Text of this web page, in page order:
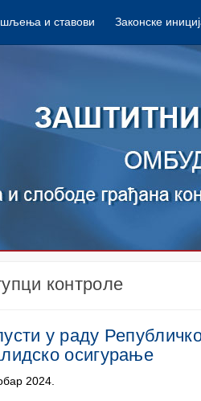
и ставови Законске
контроле
у раду
осигурање
2024.